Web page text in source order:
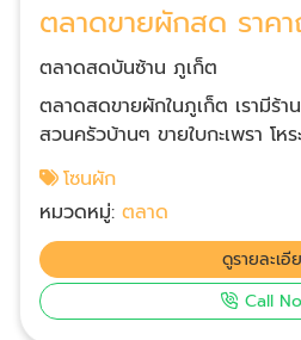
ตลาดขายผักสด ราค
ตลาดสดบันซ้าน ภูเก็ต
ตลาดสดขายผักในภูเก็ต เรามีร้
สวนครัวบ้านๆ ขายใบกะเพรา โ
ผักกาด มะเขือ ผักสลัด แตงกวา
ฝรั่ง ผักชีไทย ผักชีลาว คะน้า เ
พริก ขิง ข่า และผักสวนครัวอื่นๆ อีกมากมา
ร่ม สามารถเดินเลือกซื้อของได้
มีที่จอดรถกว้างขวาง
โซนผัก
หมวดหมู่:ตลาด
ดูรายละเอี
Call